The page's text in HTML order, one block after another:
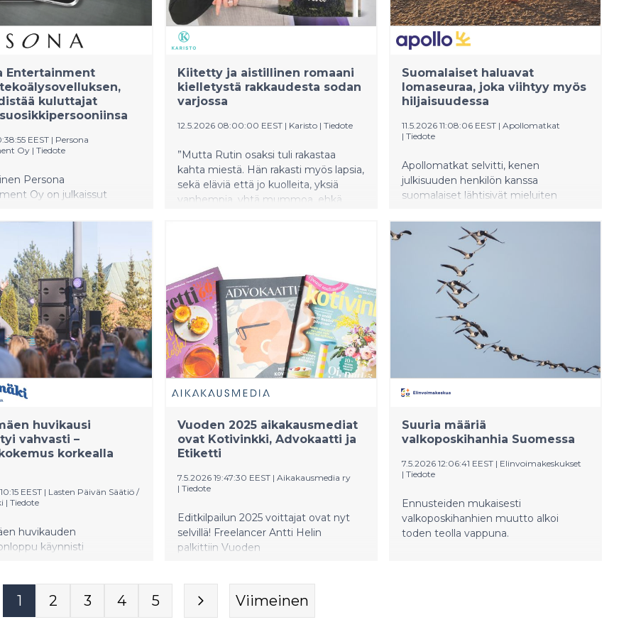
Entertainment
kuluttajat
EEST | Persona
Oy | Tiedote
Persona
Oy on julkaissut
henkilöiden -
urheilijoiden, kokkien ja
persoonien
tekoälyavatareihin.
Kiitetty ja aistillinen romaani
kielletystä rakkaudesta sodan
varjossa
12.5.2026 08:00:00 EEST | Karisto | Tiedote
”Mutta Rutin osaksi tuli rakastaa
kahta miestä. Hän rakasti myös lapsia,
sekä eläviä että jo kuolleita, yksiä
vanhempia, yhtä mummoa, ehkä
Suomalaiset haluavat
lomaseuraa, joka viihtyy myös
hiljaisuudessa
11.5.2026 11:08:06 EEST | Apollomatkat
| Tiedote
Apollomatkat selvitti, kenen
julkisuuden henkilön kanssa
suomalaiset lähtisivät mieluiten
ratkaisevaa ei ole pelkkä tunnettuus,
vaan se, millaista seuraa henkilö olisi
lomalla – niin pitkien illallisten,
yhteisten kokemusten kuin
rauhallisten hetkienkin aikana.
huvikausi
vahvasti –
korkealla
EEST | Lasten Päivän Säätiö /
| Tiedote
huvikauden
käynnisti
kerätty palaute osoittavat,
oli
Vuoden 2025 aikakausmediat
ovat Kotivinkki, Advokaatti ja
Etiketti
7.5.2026 19:47:30 EEST | Aikakausmedia ry
| Tiedote
Editkilpailun 2025 voittajat ovat nyt
selvillä! Freelancer Antti Helin
palkittiin Vuoden
yliopiston ylioppilaskunnan tekemistä
kiinteistökaupoista parhaana
aikakausmediajuttuna.
Suuria määriä
valkoposkihanhia Suomessa
7.5.2026 12:06:41 EEST | Elinvoimakeskukset
| Tiedote
Ennusteiden mukaisesti
valkoposkihanhien muutto alkoi
toden teolla vappuna.
1 2 3 4 5 Viimeinen